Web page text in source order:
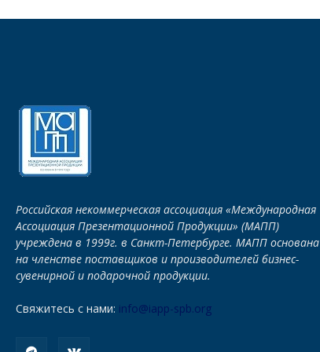
Российская некоммерческая ассоциация «Международная
Ассоциация Презентационной Продукции» (МАПП)
учреждена в 1999г. в Санкт-Петербурге. МАПП основана
на членстве поставщиков и производителей бизнес-
сувенирной и подарочной продукции.
Свяжитесь с нами: info@iapp-spb.org